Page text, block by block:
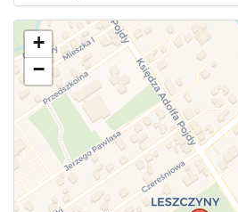
Użyj tego formularza aby
zmianach w powyższym
+
−